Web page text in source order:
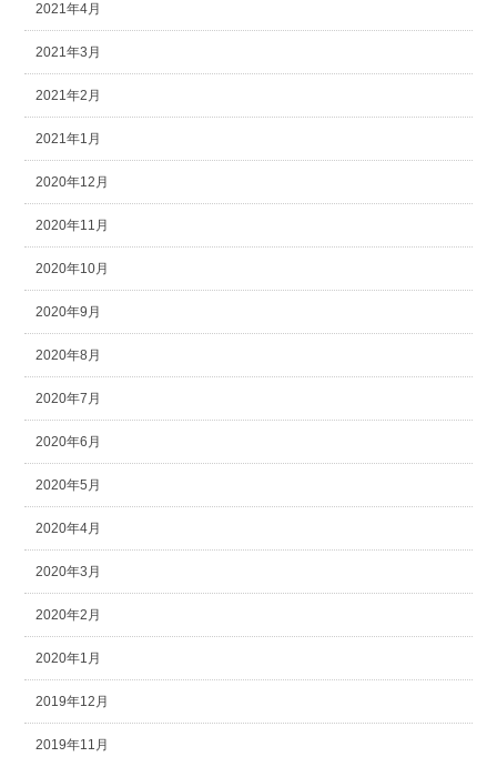
2021年4月
2021年3月
2021年2月
2021年1月
2020年12月
2020年11月
2020年10月
2020年9月
2020年8月
2020年7月
2020年6月
2020年5月
2020年4月
2020年3月
2020年2月
2020年1月
2019年12月
2019年11月